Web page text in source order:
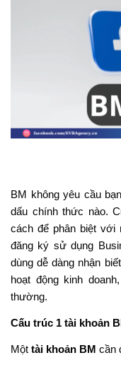
BM không yêu cầu
dấu chính thức nào.
cách để phân biệt với
đăng ký sử dụng
dùng dễ dàng nhận
hoạt động kinh
thường.
Cấu trúc 1 tài khoản
Một tài khoản BM cần